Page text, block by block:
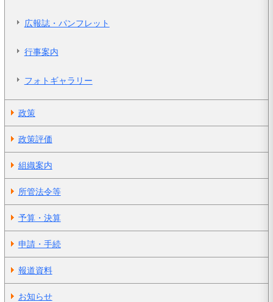
広報誌・パンフレット
行事案内
フォトギャラリー
政策
政策評価
組織案内
所管法令等
予算・決算
申請・手続
報道資料
お知らせ